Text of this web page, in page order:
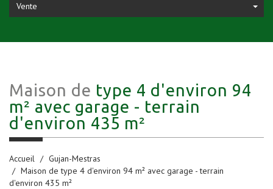
Vente
Maison de type 4 d'environ 94
m² avec garage - terrain
d'environ 435 m²
Accueil
Gujan-Mestras
Maison de type 4 d'environ 94 m² avec garage - terrain
d'environ 435 m²